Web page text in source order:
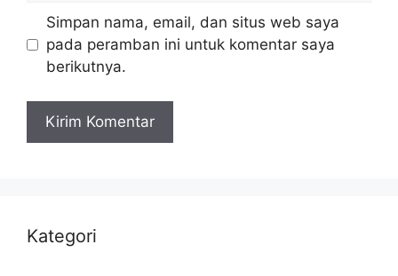
Simpan nama, email, dan situs web saya
pada peramban ini untuk komentar saya
berikutnya.
Kategori